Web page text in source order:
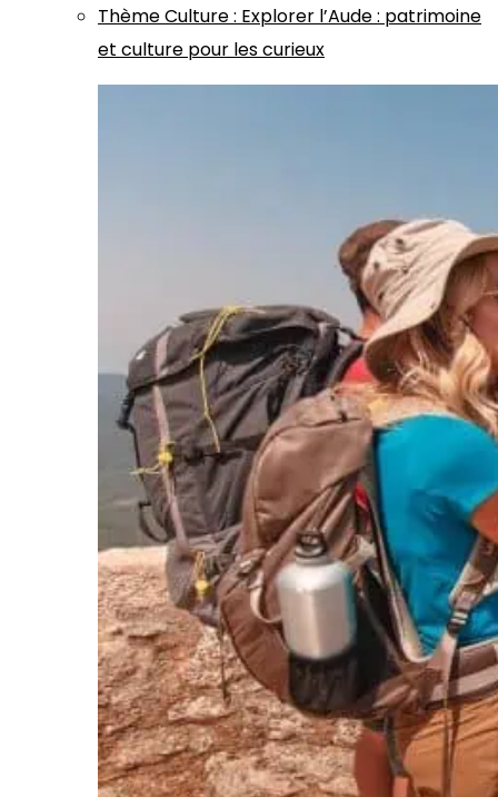
ThèmeCulture: Explorer l’Aude : patrimoine
et culture pour les curieux